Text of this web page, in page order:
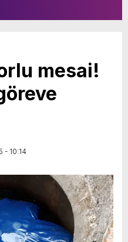
mesai!
- 10:14